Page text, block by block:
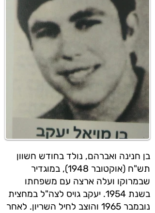
בן חנינה ואברהם, נולד בחודש חשוון
תש"ח (אוקטובר 1948), במוגדיר
שבמרוקו ועלה ארצה עם משפחתו
בשנת 1954. יעקב גויס לצה"ל במחצית
נובמבר 1965 והוצב לחיל השריון. לאחר